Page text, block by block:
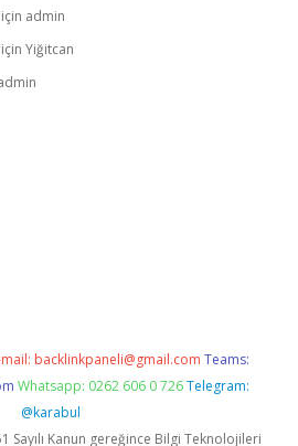
için admin
için Yiğitcan
mail: backlinkpaneli@gmail.com Teams:
Whatsapp: 0262 606 0 726 Telegram:
@karabul
Sayılı Kanun gereğince Bilgi Teknolojileri